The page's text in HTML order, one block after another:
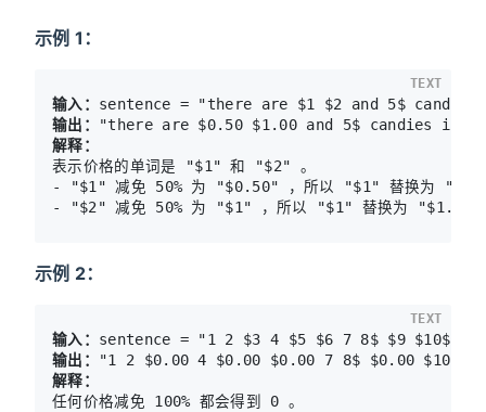
示例 1：
输入：
输出：
解释：
表示价格的单词是 "$1" 和 "$2" 。
- "$1" 减免 50% 为 "$0.50" ，所以 "$1" 替换为
- "$2" 减免 50% 为 "$1" ，所以 "$1" 替换为 "$1.00"
TEXT
示例 2：
输入：
输出：
解释：
任何价格减免 100% 都会得到 0 。
TEXT